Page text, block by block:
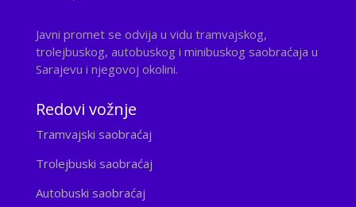
Javni promet se odvija u vidu tramvajskog,
trolejbuskog, autobuskog i minibuskog saobraćaja u
Sarajevu i njegovoj okolini.
Redovi vožnje
Tramvajski saobraćaj
Trolejbuski saobraćaj
Autobuski saobraćaj